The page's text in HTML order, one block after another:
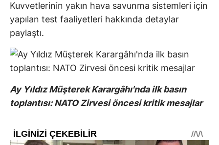
Kuvvetlerinin yakın hava savunma sistemleri için
yapılan test faaliyetleri hakkında detaylar
paylaştı.
Ay Yıldız Müşterek Karargâhı'nda ilk basın
toplantısı: NATO Zirvesi öncesi kritik mesajlar